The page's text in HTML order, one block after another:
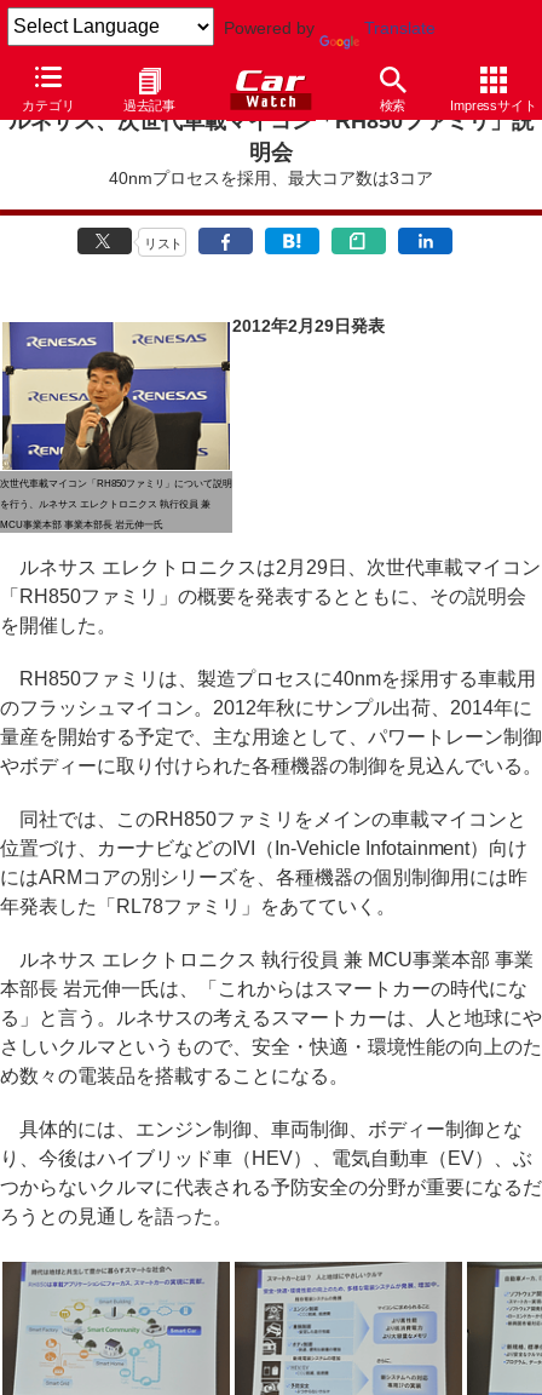
Powered by Translate
カテゴリ 過去記事 検索 Impressサイト
ルネサス、次世代車載マイコン「RH850ファミリ」説
明会
40nmプロセスを採用、最大コア数は3コア
リスト
次世代車載マイコン「RH850ファミリ」について説明
を行う、ルネサス エレクトロニクス 執行役員 兼
MCU事業本部 事業本部長 岩元伸一氏
2012年2月29日発表
ルネサス エレクトロニクスは2月29日、次世代車載マイコン
「RH850ファミリ」の概要を発表するとともに、その説明会
を開催した。
RH850ファミリは、製造プロセスに40nmを採用する車載用
のフラッシュマイコン。2012年秋にサンプル出荷、2014年に
量産を開始する予定で、主な用途として、パワートレーン制御
やボディーに取り付けられた各種機器の制御を見込んでいる。
同社では、このRH850ファミリをメインの車載マイコンと
位置づけ、カーナビなどのIVI（In-Vehicle Infotainment）向け
にはARMコアの別シリーズを、各種機器の個別制御用には昨
年発表した「RL78ファミリ」をあてていく。
ルネサス エレクトロニクス 執行役員 兼 MCU事業本部 事業
本部長 岩元伸一氏は、「これからはスマートカーの時代にな
る」と言う。ルネサスの考えるスマートカーは、人と地球にや
さしいクルマというもので、安全・快適・環境性能の向上のた
め数々の電装品を搭載することになる。
具体的には、エンジン制御、車両制御、ボディー制御とな
り、今後はハイブリッド車（HEV）、電気自動車（EV）、ぶ
つからないクルマに代表される予防安全の分野が重要になるだ
ろうとの見通しを語った。